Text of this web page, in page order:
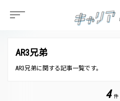
AR3兄弟
AR3兄弟に関する記事一覧です。
4 件